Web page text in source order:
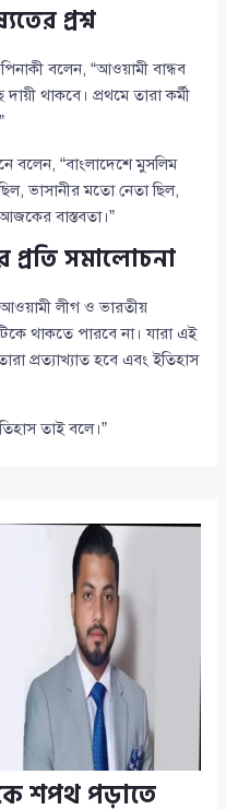
প্রশ্ন
বলেন, “আওয়ামী বান্ধব
থাকবে। প্রথমে তারা কর্মী
বলেন, “বাংলাদেশে মুসলিম
ভাসানীর মতো নেতা ছিল,
বাস্তবতা।”
প্রতি সমালোচনা
লীগ ও ভারতীয়
থাকতে পারবে না। যারা এই
প্রত্যাখ্যাত হবে এবং ইতিহাস
তাই বলে।”
শপথ পড়াতে